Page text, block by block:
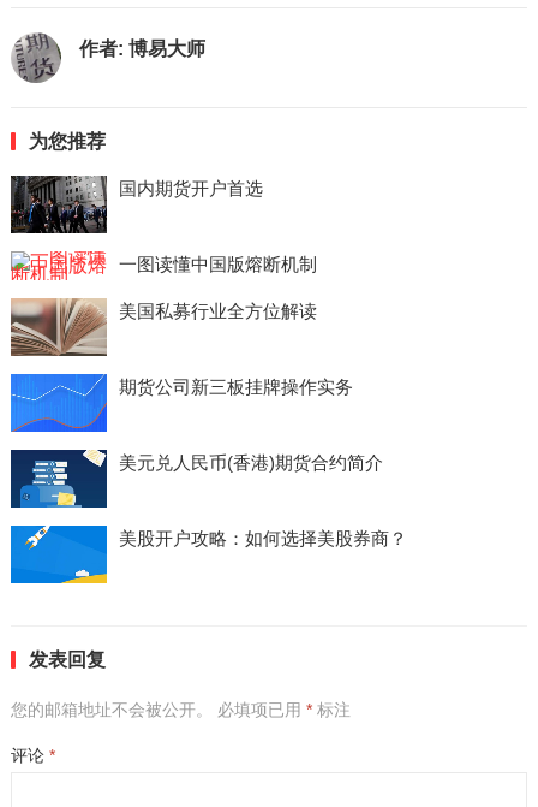
作者: 博易大师
为您推荐
国内期货开户首选
一图读懂中国版熔断机制
美国私募行业全方位解读
期货公司新三板挂牌操作实务
美元兑人民币(香港)期货合约简介
美股开户攻略：如何选择美股券商？
发表回复
您的邮箱地址不会被公开。 必填项已用 *标注
评论 *